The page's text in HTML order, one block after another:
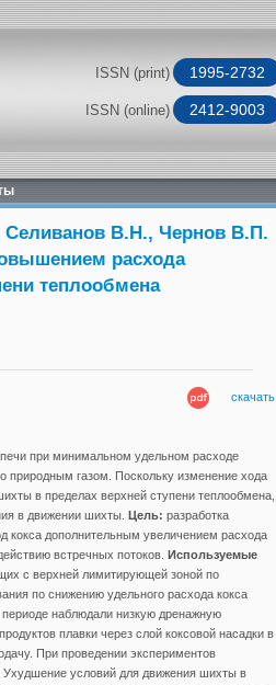
ISSN (print) 1995-2732
ISSN (online) 2412-9003
В.Н., Чернов В.П.
расхода
теплообмена
скачать
при минимальном удельном расходе
природным газом. Поскольку изменение хода
в пределах верхней ступени теплообмена,
в движении шихты. Цель: разработка
дополнительным увеличением расхода
встречных потоков. Используемые
с верхней лимитирующей зоной по
по снижению удельного расхода кокса
наблюдали низкую дренажную
плавки через слой коксовой насадки в
При проведении экспериментов
Ухудшение условий для движения шихты в